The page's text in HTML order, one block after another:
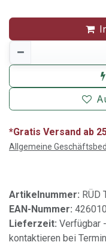
*Gratis Versand ab
Allgemeine
Artikelnummer: RÜD
EAN-Nummer:
Lieferzeit: Verfügbar
kontaktieren bei